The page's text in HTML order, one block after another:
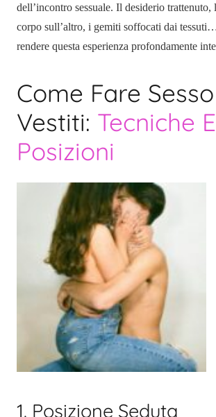
dell’incontro sessuale. Il desiderio trattenuto,
corpo sull’altro, i gemiti soffocati dai
rendere questa esperienza profondamente
Come Fare
Vestiti: Tecniche E
Posizioni
1. Posizione Seduta